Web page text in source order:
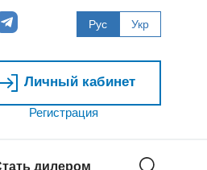
Рус Укр
Личный кабинет
Регистрация
дилером